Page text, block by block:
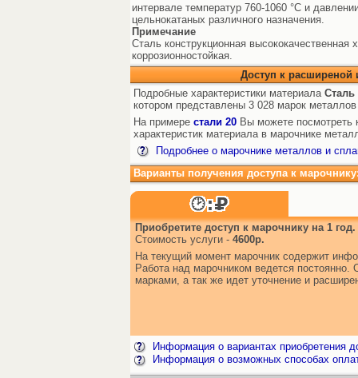
интервале температур 760-1060 °С и
цельнокатаных различного назначения.
Примечание
Сталь конструкционная
коррозионностойкая.
Доступ к
Подробные характеристики материала
котором представлены 3 028 марок
На примере стали 20 Вы можете посмотреть
характеристик материала в марочнике
Подробнее о марочнике металлов и
Варианты получения доступа к
Приобретите доступ к марочнику на 1 год.
Стоимость услуги - 4600р.
На текущий момент марочник содержит
Работа над марочником ведется постоянно.
марками, а так же идет уточнение и
Информация о вариантах приобретения
Информация о возможных способах